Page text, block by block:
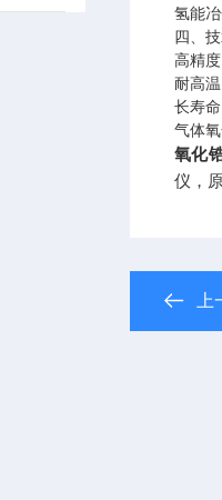
氢能
四、
高精
耐高
长寿
气体
氧化
仪，